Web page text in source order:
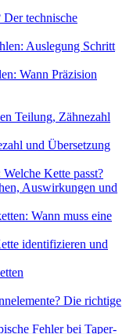
technische
Auslegung Schritt
Wann Präzision
Teilung, Zähnezahl
und Übersetzung
Kette passt?
Auswirkungen und
Wann muss eine
identifizieren und
Die richtige
Fehler bei Taper-